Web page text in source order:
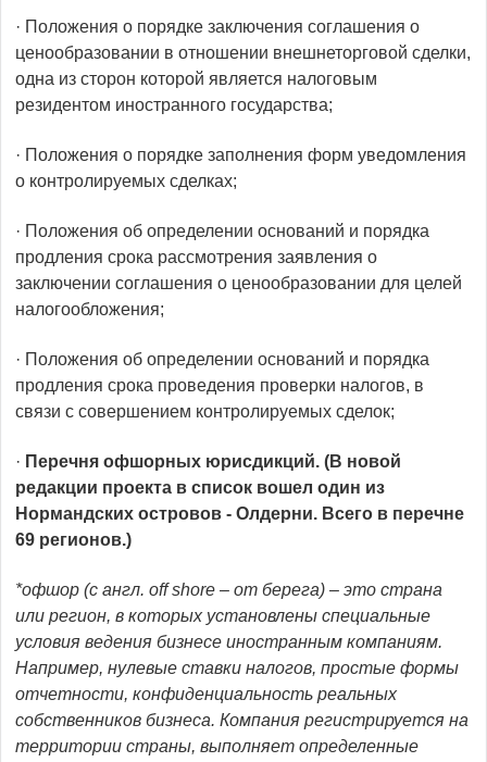
· Положения о порядке заключения соглашения о
ценообразовании в отношении внешнеторговой сделки,
одна из сторон которой является налоговым
резидентом иностранного государства;
· Положения о порядке заполнения форм уведомления
о контролируемых сделках;
· Положения об определении оснований и порядка
продления срока рассмотрения заявления о
заключении соглашения о ценообразовании для целей
налогообложения;
· Положения об определении оснований и порядка
продления срока проведения проверки налогов, в
связи с совершением контролируемых сделок;
· Перечня офшорных юрисдикций. (В новой
редакции проекта в список вошел один из
Нормандских островов - Олдерни. Всего в перечне
69 регионов.)
*офшор (с англ. off shore – от берега) – это страна
или регион, в которых установлены специальные
условия ведения бизнесе иностранным компаниям.
Например, нулевые ставки налогов, простые формы
отчетности, конфиденциальность реальных
собственников бизнеса. Компания регистрируется на
территории страны, выполняет определенные